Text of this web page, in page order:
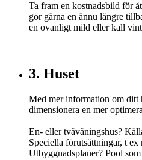
Ta fram en kostnadsbild för
gör gärna en ännu längre
en ovanligt mild eller kall
3. Huset
Med mer information om ditt
dimensionera en mer
En- eller tvåvåningshus?
Speciella förutsättningar, t
Utbyggnadsplaner? Pool